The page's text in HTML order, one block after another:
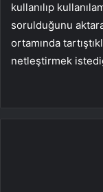
kullanılıp
sorulduğunu
ortamında
netleştirmek